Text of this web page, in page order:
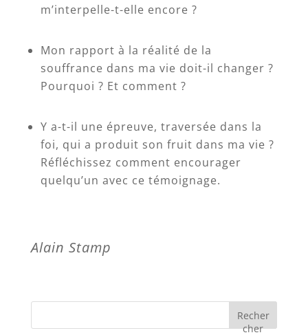
m’interpelle-t-elle encore ?
Mon rapport à la réalité de la
souffrance dans ma vie doit-il changer ?
Pourquoi ? Et comment ?
Y a-t-il une épreuve, traversée dans la
foi, qui a produit son fruit dans ma vie ?
Réfléchissez comment encourager
quelqu’un avec ce témoignage.
Alain Stamp
Recher
cher